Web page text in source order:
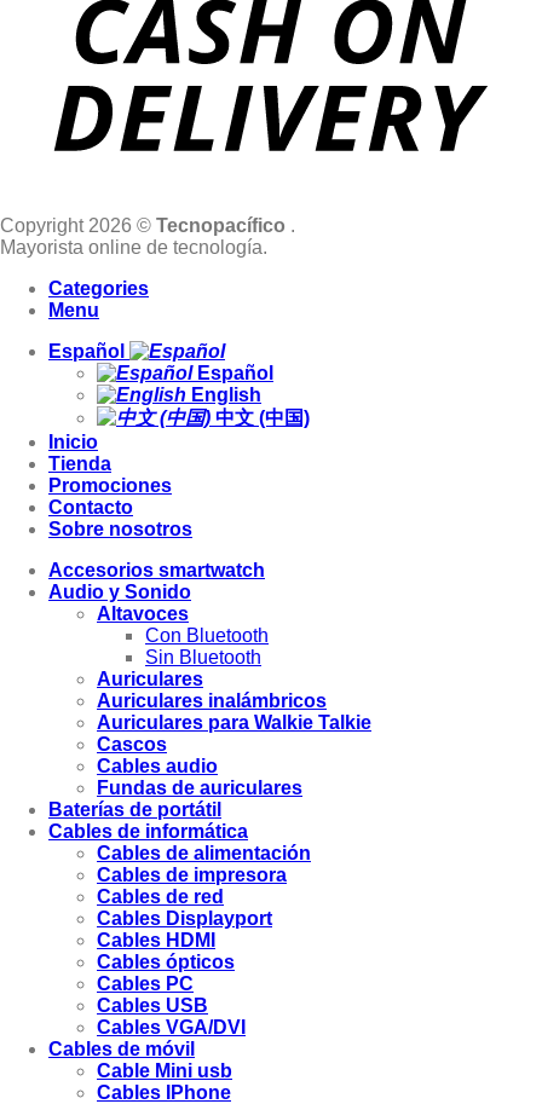
Copyright 2026 © Tecnopacífico .
Mayorista online de tecnología.
Categories
Menu
Español
Español
English
中文 (中国)
Inicio
Tienda
Promociones
Contacto
Sobre nosotros
Accesorios smartwatch
Audio y Sonido
Altavoces
Con Bluetooth
Sin Bluetooth
Auriculares
Auriculares inalámbricos
Auriculares para Walkie Talkie
Cascos
Cables audio
Fundas de auriculares
Baterías de portátil
Cables de informática
Cables de alimentación
Cables de impresora
Cables de red
Cables Displayport
Cables HDMI
Cables ópticos
Cables PC
Cables USB
Cables VGA/DVI
Cables de móvil
Cable Mini usb
Cables IPhone